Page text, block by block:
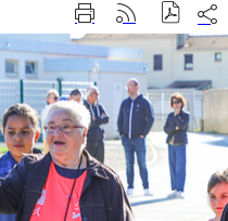
Imprimer
cette
page
Générer
le
flux
RSS
sur
les